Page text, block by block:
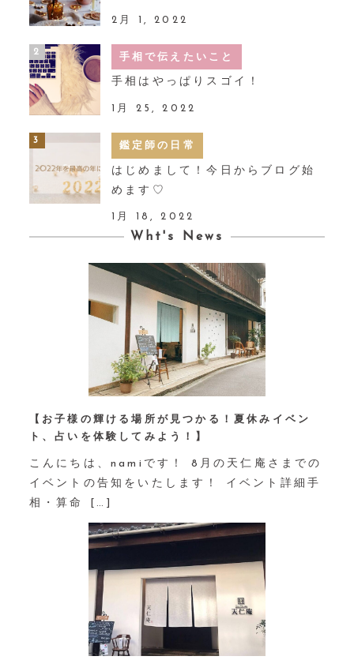
2月 1, 2022
手相で伝えたいこと
手相はやっぱりスゴイ！
1月 25, 2022
鑑定師の日常
はじめまして！今日からブログ始
めます♡
1月 18, 2022
Wht's News
【お子様の輝ける場所が見つかる！夏休みイベン
ト、占いを体験してみよう！】⁡
こんにちは、namiです！ 8月の天仁庵さまでの
イベントの告知をいたします！ イベント詳細手
相・算命 […]